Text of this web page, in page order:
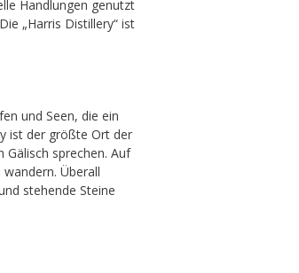
Handlungen genutzt
„Harris Distillery“ ist
und Seen, die ein
ist der größte Ort der
sprechen. Auf
Überall
stehende Steine